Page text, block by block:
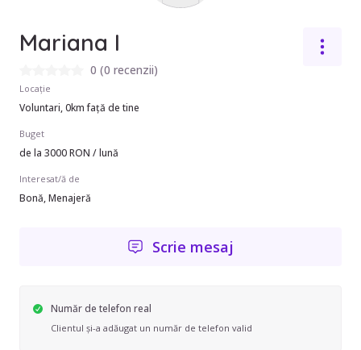
Mariana I
0 (0 recenzii)
Locație
Voluntari, 0km față de tine
Buget
de la 3000 RON / lună
Interesat/ă de
Bonă, Menajeră
Scrie mesaj
Număr de telefon real
Clientul și-a adăugat un număr de telefon valid